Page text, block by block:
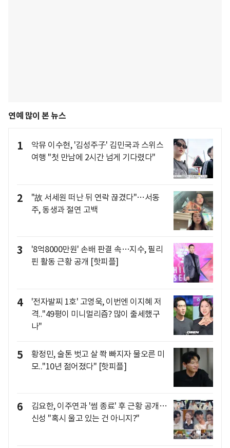
연예 많이 본 뉴스
1
악뮤 이수현, '김성주子' 김민국과 스위스
여행 "첫 만남에 2시간 넘게 기다렸다"
2
"故 서세원 떠난 뒤 연락 끊겼다"…서동
주, 동생과 절연 고백
3
'8억8000만원' 손배 판결 속…지수, 필리
핀 활동 근황 공개 [핫피플]
4
'전자발찌 1호' 고영욱, 이번엔 이지혜 저
격.."49평이 미니멀리즘? 많이 출세했구
나"
5
황정민, 술톤 벗고 살 쫙 빠지자 물오른 미
모.."10년 젊어졌다" [핫피플]
6
김요한, 이주연과 '썸 종료' 후 근황 공개…
신성 "혹시 울고 있는 건 아니지?"